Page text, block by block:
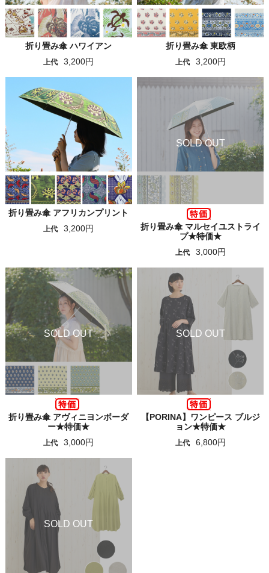
折り畳み傘 ハワイアン
上代 3,200円
折り畳み傘 東欧柄
上代 3,200円
折り畳み傘 アフリカンプリント
上代 3,200円
折り畳み傘 マルセイユストライ
プ★特価★
上代 3,000円
折り畳み傘 アヴィニヨンボーダ
ー★特価★
上代 3,000円
【PORINA】ワンピース ブルジ
ョン★特価★
上代 6,800円